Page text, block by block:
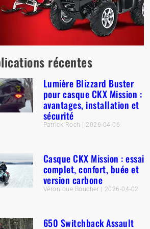
récentes
Lumière Blizzard Buster
pour casque CKX Mission :
avantages, installation et
sécurité
Patrick Roch 2026-04-06
Casque CKX Mission : essai
complet, confort, buée et
version carbone
Véronique Boucher 2026-04-02
650 Switchback Assault